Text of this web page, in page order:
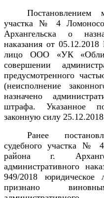
Постановлением
участка № 4
Архангельска о
наказания от
лицо ООО «УК
совершении
предусмотренного
(неисполнение
назначено
штрафа. Указанное
законную силу
Ранее
судебного участка № 4
района г.
административного
949/2018
признано